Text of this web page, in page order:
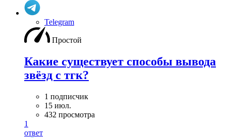
Telegram
Простой
Какие существует способы вывода
звёзд с тгк?
1 подписчик
15 июл.
432 просмотра
1
ответ